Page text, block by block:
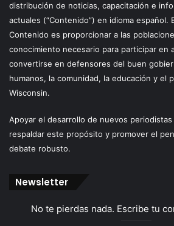
distribución de noticias, capacitación e
actuales (“Contenido”) en idioma español.
Contenido es proporcionar a las
conocimiento necesario para participar en
convertirse en defensores del buen
humanos, la comunidad, la educación y el
Wisconsin.
Apoyar el desarrollo de nuevos
respaldar este propósito y promover el
debate robusto.
Newsletter
No te pierdas nada. Escribe tu